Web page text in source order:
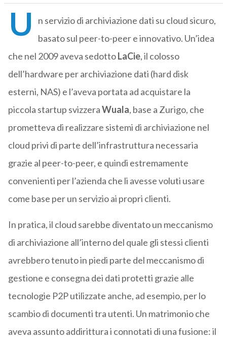
U
n servizio di archiviazione dati su cloud sicuro,
basato sul peer-to-peer e innovativo. Un’idea
che nel 2009 aveva sedottoLaCie, il colosso
dell’hardware per archiviazione dati (hard disk
esterni, NAS) e l’aveva portata ad acquistare la
piccola startup svizzeraWuala, base a Zurigo, che
prometteva di realizzare sistemi di archiviazione nel
cloud privi di parte dell’infrastruttura necessaria
grazie al peer-to-peer, e quindi estremamente
convenienti per l’azienda che li avesse voluti usare
come base per un servizio ai propri clienti.
In pratica, il cloud sarebbe diventato un meccanismo
di archiviazione all’interno del quale gli stessi clienti
avrebbero tenuto in piedi parte del meccanismo di
gestione e consegna dei dati protetti grazie alle
tecnologie P2P utilizzate anche, ad esempio, per lo
scambio di documenti tra utenti. Un matrimonio che
aveva assunto addirittura i connotati di una fusione: il